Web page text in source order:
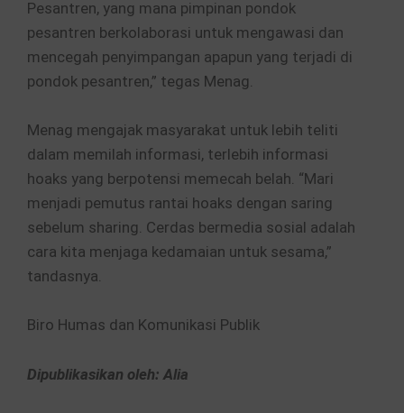
Pesantren, yang mana pimpinan pondok
pesantren berkolaborasi untuk mengawasi dan
mencegah penyimpangan apapun yang terjadi di
pondok pesantren,” tegas Menag.
Menag mengajak masyarakat untuk lebih teliti
dalam memilah informasi, terlebih informasi
hoaks yang berpotensi memecah belah. “Mari
menjadi pemutus rantai hoaks dengan saring
sebelum sharing. Cerdas bermedia sosial adalah
cara kita menjaga kedamaian untuk sesama,”
tandasnya.
Biro Humas dan Komunikasi Publik
Dipublikasikan oleh: Alia